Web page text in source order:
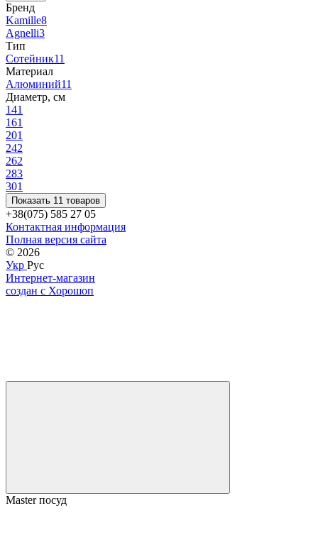
Бренд
Kamille8
Agnelli3
Тип
Сотейник11
Материал
Алюминий11
Диаметр, см
141
161
201
242
262
283
301
Показать 11 товаров
+38(075) 585 27 05
Контактная информация
Полная версия сайта
© 2026
Укр Рус
Интернет-магазин
создан с Хорошоп
Master посуд